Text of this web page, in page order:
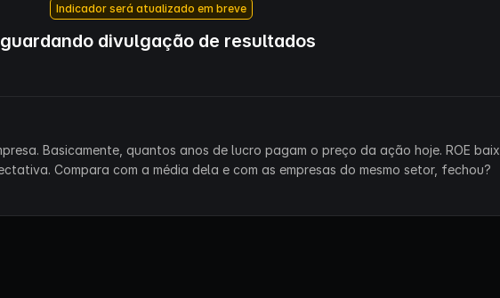
Indicador será atualizado em breve
divulgação de resultados
Basicamente, quantos anos de lucro pagam o preço da ação hoje. ROE
Compara com a média dela e com as empresas do mesmo setor, fechou?